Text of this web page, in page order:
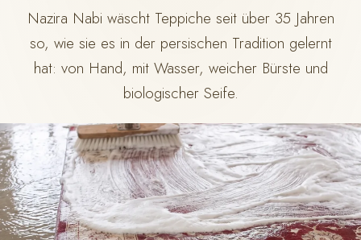
Nazira Nabi wäscht Teppiche seit über 35 Jahren
so, wie sie es in der persischen Tradition gelernt
hat: von Hand, mit Wasser, weicher Bürste und
biologischer Seife.